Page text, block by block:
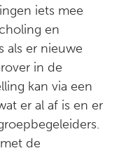
iets mee
en
als er nieuwe
in de
kan via een
er al af is en er
de